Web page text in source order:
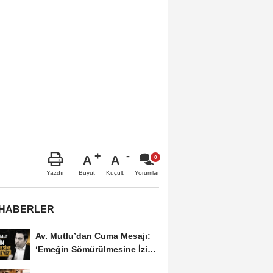
Yazdır
A
Büyüt
A
Küçült Yorumlar
Av. Mutlu’dan Cuma Mesajı:
‘Emeğin Sömürülmesine İzin